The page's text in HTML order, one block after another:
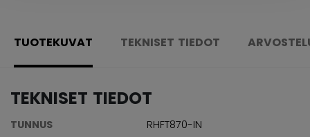
TUOTEKUVAT TEKNISET TIEDOT
TEKNISET TIEDOT
TUNNUS
RHFT870-IN